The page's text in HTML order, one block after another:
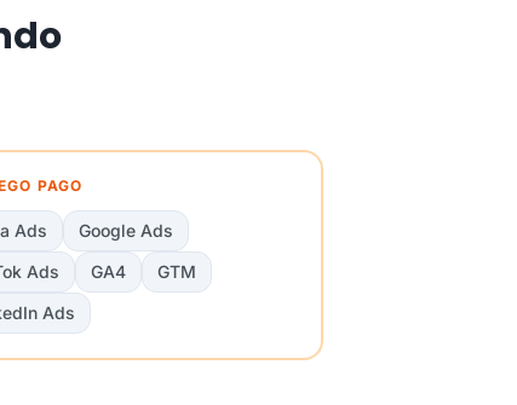
PAGO
Ads
Google Ads
Ads
GA4
GTM
Ads